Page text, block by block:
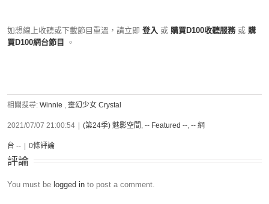
如想線上收聽或下載節目重溫，請立即 登入 或 購買D100收聽服務 或 購
買D100網台節目
。
相關搜尋: Winnie , 靈幻少女 Crystal
2021/07/07 21:00:54 (第24季) 魅影空間 , -- Featured --, -- 網
台 -- 0條評論
評論
You must be logged in to post a comment.